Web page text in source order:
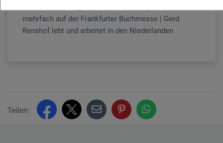
mehrfach auf der Frankfurter Buchmesse | Gerd
Renshof lebt und arbeitet in den Niederlanden
Teilen: